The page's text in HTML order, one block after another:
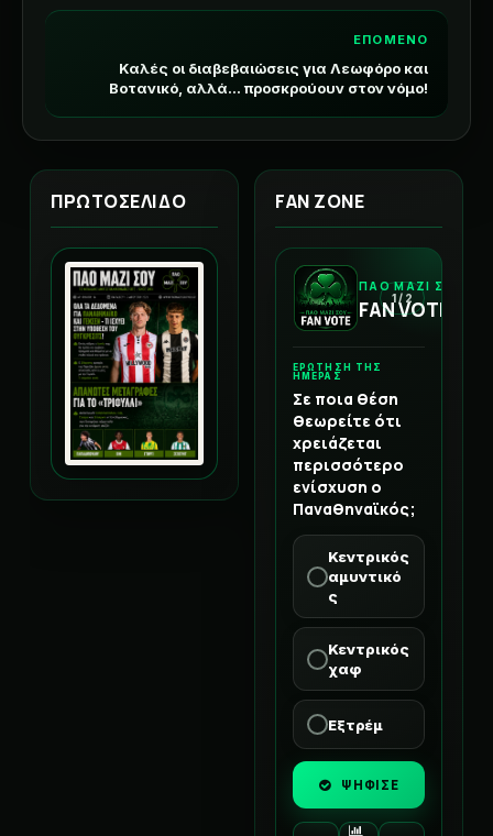
ΕΠΟΜΕΝΟ
Καλές οι διαβεβαιώσεις για Λεωφόρο και
Βοτανικό, αλλά... προσκρούουν στον νόμο!
ΠΡΩΤΟΣΕΛΙΔΟ FAN ZONE
ΠΑΟ ΜΑΖΙ ΣΟΥ
FAN VOTE
1 / 2
ΕΡΩΤΗΣΗ ΤΗΣ
ΗΜΕΡΑΣ
Σε ποια θέση
θεωρείτε ότι
χρειάζεται
περισσότερο
ενίσχυση ο
Παναθηναϊκός;
Κεντρικός
αμυντικό
ς
Κεντρικός
χαφ
Εξτρέμ
ΨΗΦΙΣΕ